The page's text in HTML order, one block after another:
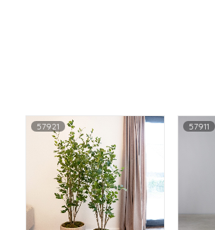
57921 57911